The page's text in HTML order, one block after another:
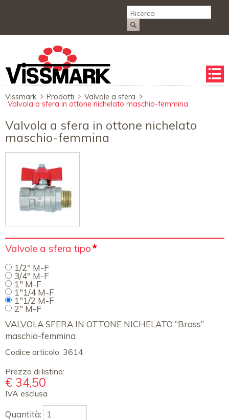
Salta
la
Vissmark Prodotti Valvole a sfera
Valvola a sfera in ottone nichelato maschio-femmina
Valvola a sfera in ottone nichelato
maschio-femmina
Campo
Valvole a sfera tipo*
1/2" M-F
3/4" M-F
1" M-F
1"1/4 M-F
1"1/2 M-F
2" M-F
VALVOLA SFERA IN OTTONE NICHELATO “Brass”
maschio-femmina
Codice articolo: 3614
Prezzo di listino:
€ 34,50
IVA esclusa
Quantità: